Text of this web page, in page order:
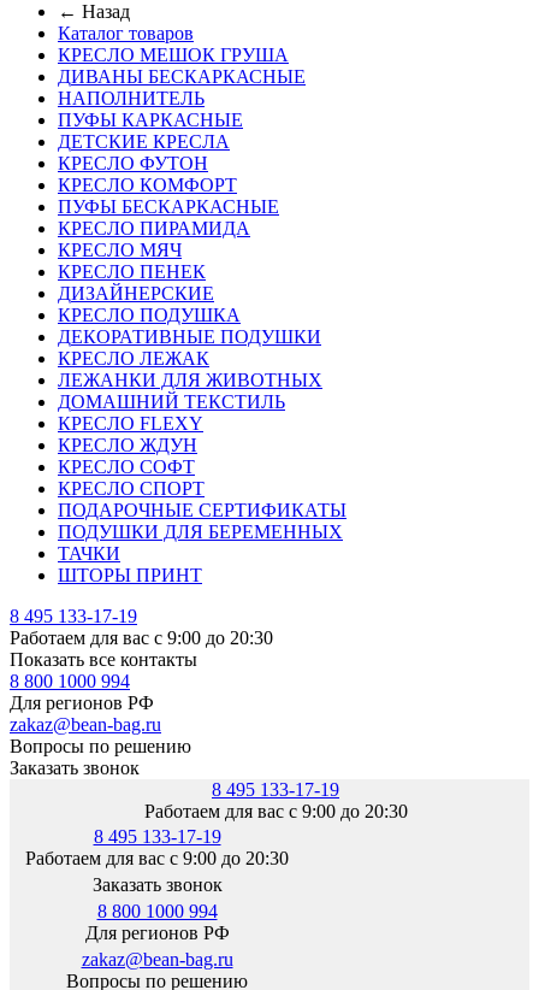
← Назад
Каталог товаров
КРЕСЛО МЕШОК ГРУША
ДИВАНЫ БЕСКАРКАСНЫЕ
НАПОЛНИТЕЛЬ
ПУФЫ КАРКАСНЫЕ
ДЕТСКИЕ КРЕСЛА
КРЕСЛО ФУТОН
КРЕСЛО КОМФОРТ
ПУФЫ БЕСКАРКАСНЫЕ
КРЕСЛО ПИРАМИДА
КРЕСЛО МЯЧ
КРЕСЛО ПЕНЕК
ДИЗАЙНЕРСКИЕ
КРЕСЛО ПОДУШКА
ДЕКОРАТИВНЫЕ ПОДУШКИ
КРЕСЛО ЛЕЖАК
ЛЕЖАНКИ ДЛЯ ЖИВОТНЫХ
ДОМАШНИЙ ТЕКСТИЛЬ
КРЕСЛО FLEXY
КРЕСЛО ЖДУН
КРЕСЛО СОФТ
КРЕСЛО СПОРТ
ПОДАРОЧНЫЕ СЕРТИФИКАТЫ
ПОДУШКИ ДЛЯ БЕРЕМЕННЫХ
ТАЧКИ
ШТОРЫ ПРИНТ
8 495 133-17-19
Работаем для вас с 9:00 до 20:30
Показать все контакты
8 800 1000 994
Для регионов РФ
zakaz@bean-bag.ru
Вопросы по решению
Заказать звонок
8 495 133-17-19
Работаем для вас с 9:00 до 20:30
8 495 133-17-19
Работаем для вас с 9:00 до 20:30
Заказать звонок
8 800 1000 994
Для регионов РФ
zakaz@bean-bag.ru
Вопросы по решению